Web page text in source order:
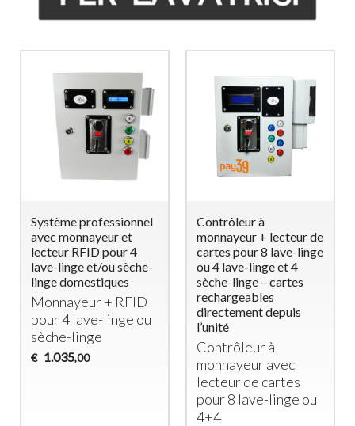
Système professionnel
avec monnayeur et
lecteur RFID pour 4
lave-linge et/ou sèche-
linge domestiques
Monnayeur + RFID
pour 4 lave-linge ou
sèche-linge
€ 1.035,00
Contrôleur à
monnayeur + lecteur de
cartes pour 8 lave-linge
ou 4 lave-linge et 4
sèche-linge – cartes
rechargeables
directement depuis
l’unité
Contrôleur à
monnayeur avec
lecteur de cartes
pour 8 lave-linge ou
4+4